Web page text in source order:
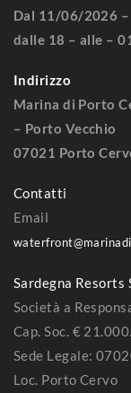
Dal 11/06/2026
dalle 18 – alle –
Indirizzo
Marina di Porto
– Porto Vecchio
07021 Porto
Contatti
Email
Sardegna Resorts
Società a
Cap. Soc. €
Sede Legale:
Loc. Porto Cervo